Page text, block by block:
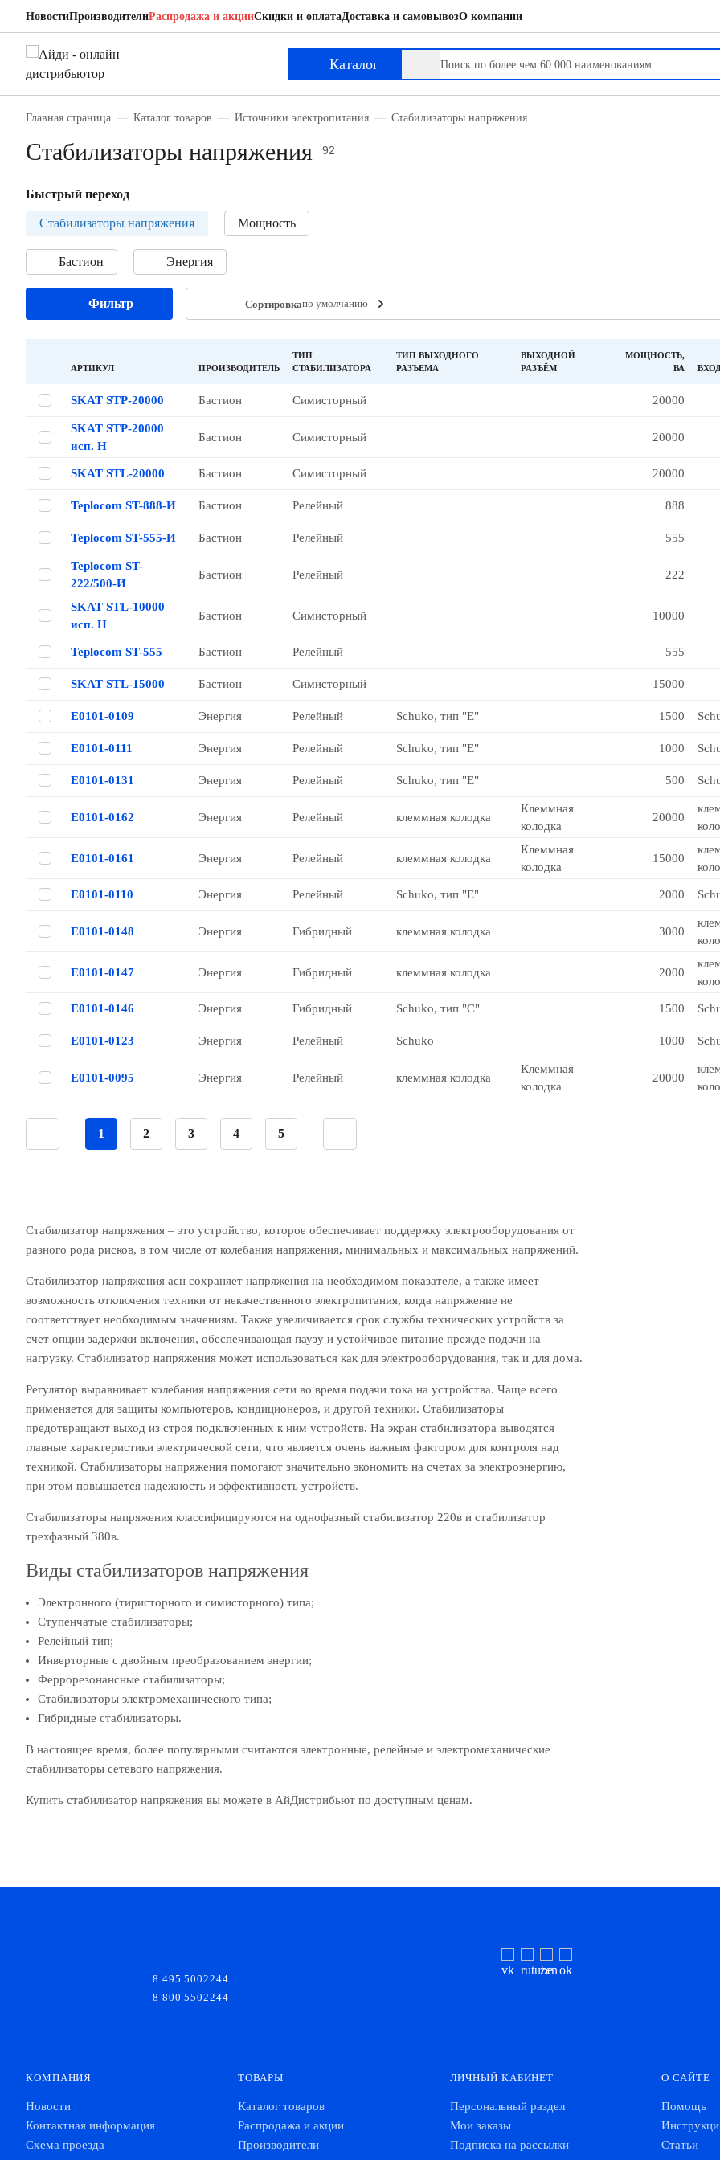
НовостиПроизводителиРаспродажа и акцииСкидки и оплатаДоставка и самовывозО компании
Каталог
Главная страница Каталог товаров Источники электропитания Стабилизаторы напряжения
Стабилизаторы напряжения 92
Быстрый переход
Стабилизаторы напряжения Мощность
Бастион Энергия
Фильтр Сортировкапо умолчанию
АРТИКУЛ ПРОИЗВОДИТЕЛЬ
ТИП
СТАБИЛИЗАТОРА
ТИП ВЫХОДНОГО
РАЗЪЕМА
ВЫХОДНОЙ
РАЗЪЁМ
МОЩНОСТЬ,
ВА
SKAT STP-20000 Бастион Симисторный 20000
SKAT STP-20000
исп. Н
Бастион Симисторный 20000
SKAT STL-20000 Бастион Симисторный 20000
Teplocom ST-888-И Бастион Релейный 888
Teplocom ST-555-И Бастион Релейный 555
Teplocom ST-
222/500-И
Бастион Релейный 222
SKAT STL-10000
исп. Н
Бастион Симисторный 10000
Teplocom ST-555 Бастион Релейный 555
SKAT STL-15000 Бастион Симисторный 15000
Е0101-0109 Энергия Релейный Schuko, тип "Е" 1500
Е0101-0111 Энергия Релейный Schuko, тип "Е" 1000
Е0101-0131 Энергия Релейный Schuko, тип "Е" 500
Е0101-0162 Энергия Релейный клеммная колодка
Клеммная
колодка
20000
Е0101-0161 Энергия Релейный клеммная колодка
Клеммная
колодка
15000
Е0101-0110 Энергия Релейный Schuko, тип "Е" 2000
Е0101-0148 Энергия Гибридный клеммная колодка 3000
Е0101-0147 Энергия Гибридный клеммная колодка 2000
Е0101-0146 Энергия Гибридный Schuko, тип "С" 1500
Е0101-0123 Энергия Релейный Schuko 1000
Е0101-0095 Энергия Релейный клеммная колодка
Клеммная
колодка
20000
1 2 3 4 5
Стабилизатор напряжения – это устройство, которое обеспечивает поддержку электрооборудования от
разного рода рисков, в том числе от колебания напряжения, минимальных и максимальных напряжений.
Стабилизатор напряжения асн сохраняет напряжения на необходимом показателе, а также имеет
возможность отключения техники от некачественного электропитания, когда напряжение не
соответствует необходимым значениям. Также увеличивается срок службы технических устройств за
счет опции задержки включения, обеспечивающая паузу и устойчивое питание прежде подачи на
нагрузку. Стабилизатор напряжения может использоваться как для электрооборудования, так и для дома.
Регулятор выравнивает колебания напряжения сети во время подачи тока на устройства. Чаще всего
применяется для защиты компьютеров, кондиционеров, и другой техники. Стабилизаторы
предотвращают выход из строя подключенных к ним устройств. На экран стабилизатора выводятся
главные характеристики электрической сети, что является очень важным фактором для контроля над
техникой. Стабилизаторы напряжения помогают значительно экономить на счетах за электроэнергию,
при этом повышается надежность и эффективность устройств.
Стабилизаторы напряжения классифицируются на однофазный стабилизатор 220в и стабилизатор
трехфазный 380в.
Виды стабилизаторов напряжения
Электронного (тиристорного и симисторного) типа;
Ступенчатые стабилизаторы;
Релейный тип;
Инверторные с двойным преобразованием энергии;
Феррорезонансные стабилизаторы;
Стабилизаторы электромеханического типа;
Гибридные стабилизаторы.
В настоящее время, более популярными считаются электронные, релейные и электромеханические
стабилизаторы сетевого напряжения.
Купить стабилизатор напряжения вы можете в АйДистрибьют по доступным ценам.
8 495 5002244
8 800 5502244
КОМПАНИЯ
Новости
Контактная информация
Схема проезда
ТОВАРЫ
Каталог товаров
Распродажа и акции
Производители
ЛИЧНЫЙ КАБИНЕТ
Персональный раздел
Мои заказы
Подписка на рассылки
О САЙТЕ
Помощь
Статьи